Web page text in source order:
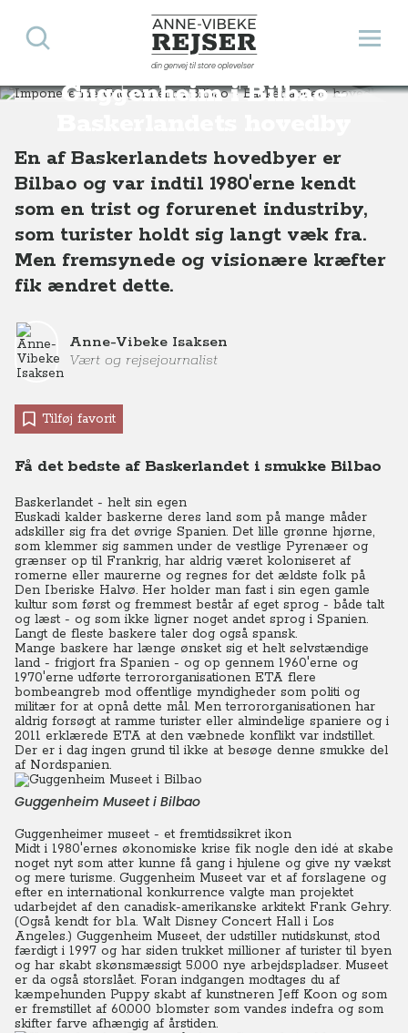
Anne-Vibeke Rejser
din genvej til store oplevelser
Åbn
Søg
Imponerende
Guggenheim i Bilbao -
Destinationer Europa Spanien Imponerende Guggenheim i Bilbao - Baskerlandets hovedby
En af Baskerlandets hovedbyer er
Bilbao og var indtil 1980'erne kendt
som en trist og forurenet industriby,
som turister holdt sig langt væk fra.
Men fremsynede og visionære kræfter
fik ændret dette.
Anne-Vibeke Isaksen
Vært og rejsejournalist
Tilføj favorit
Få det bedste af Baskerlandet i smukke Bilbao
Baskerlandet - helt sin egen
Euskadi kalder baskerne deres land som på mange måder
adskiller sig fra det øvrige Spanien. Det lille grønne hjørne,
som klemmer sig sammen under de vestlige Pyrenæer og
grænser op til Frankrig, har aldrig været koloniseret af
romerne eller maurerne og regnes for det ældste folk på
Den Iberiske Halvø. Her holder man fast i sin egen gamle
kultur som først og fremmest består af eget sprog - både talt
og læst - og som ikke ligner noget andet sprog i Spanien.
Langt de fleste baskere taler dog også spansk.
Mange baskere har længe ønsket sig et helt selvstændige
land - frigjort fra Spanien - og op gennem 1960'erne og
1970'erne udførte terrororganisationen ETA flere
bombeangreb mod offentlige myndigheder som politi og
militær for at opnå dette mål. Men terrororganisationen har
aldrig forsøgt at ramme turister eller almindelige spaniere og i
2011 erklærede ETA at den væbnede konflikt var indstillet.
Der er i dag ingen grund til ikke at besøge denne smukke del
af Nordspanien.
Guggenheim Museet i Bilbao
Guggenheimer museet - et fremtidssikret ikon
Midt i 1980'ernes økonomiske krise fik nogle den idé at skabe
noget nyt som atter kunne få gang i hjulene og give ny vækst
og mere turisme. Guggenheim Museet var et af forslagene og
efter en international konkurrence valgte man projektet
udarbejdet af den canadisk-amerikanske arkitekt Frank Gehry.
(Også kendt for bl.a. Walt Disney Concert Hall i Los
Angeles.) Guggenheim Museet, der udstiller nutidskunst, stod
færdigt i 1997 og har siden trukket millioner af turister til byen
og har skabt skønsmæssigt 5.000 nye arbejdspladser. Museet
er da også storslået. Foran indgangen modtages du af
kæmpehunden Puppy skabt af kunstneren Jeff Koon og som
er fremstillet af 60.000 blomster som vandes indefra og som
skifter farve afhængig af årstiden.